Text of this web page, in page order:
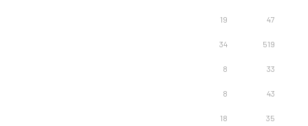
19 47
34 519
8 33
8 43
18 35